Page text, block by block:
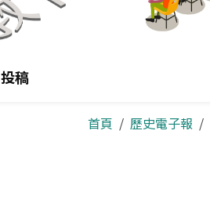
投稿
首頁 歷史電子報